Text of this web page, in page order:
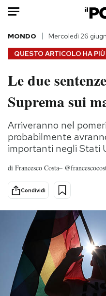
HOME
Italia
Politica
Tecnologia
Internet
Scienza
Cultura
Economia
Sport
PODCAST
NEWSLETTER
QUESTO ARTICOLO HA PIÙ
MONDO Mercoledì 26
Le due
Suprema sui
Arriveranno nel
probabilmente
importanti negli Stati
di Francesco Costa–
Condividi